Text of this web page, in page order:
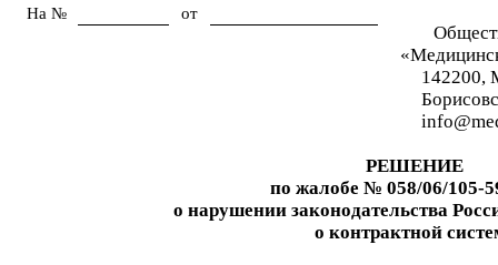
На №
от
142200,
РЕШЕНИЕ
по жалобе № 058/06/105-
о нарушении законодательства
о контрактной